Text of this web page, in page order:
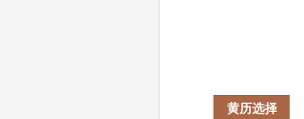
黄历选择